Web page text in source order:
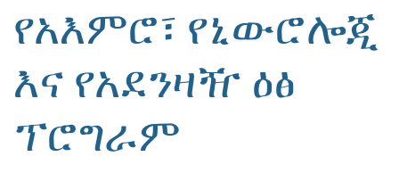
የአእምሮ፣ የኒውሮሎጂ
እና የአደንዛዥ ዕፅ
ፕሮግራም